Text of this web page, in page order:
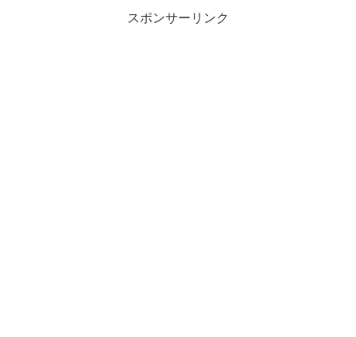
スポンサーリンク